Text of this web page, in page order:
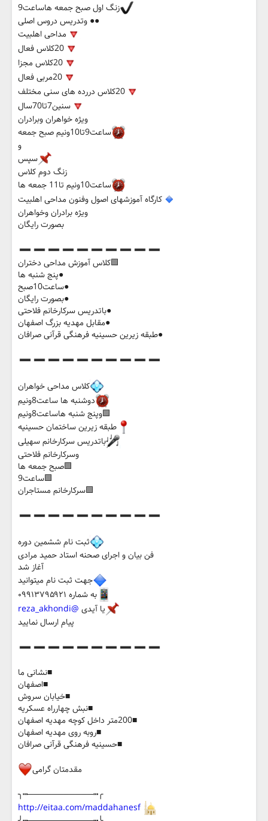
زنگ اول صبح جمعه هاساعت9
●● وتدریس دروس اصلی
مداحی اهلبیت
20کلاس فعال
20کلاس مجزا
20مربی فعال
20کلاس دررده های سنی مختلف
سنین7تا70سال
ویژه خواهران وبرادران
ساعت9تا10ونیم صبح جمعه
و
سپس
زنگ دوم کلاس
ساعت10ونیم تا11 جمعه ها
کارگاه آموزشهای اصول وفنون مداحی اهلبیت
ویژه برادران وخواهران
بصورت رایگان
🟩کلاس آموزش مداحی دختران
●پنج شنبه ها
●ساعت10صبح
●بصورت رایگان
●باتدریس سرکارخانم فلاحتی
●مقابل مهدیه بزرگ اصفهان
●طبقه زیرین حسینیه فرهنگی قرآنی صرافان
کلاس مداحی خواهران
دوشنبه ها ساعت8ونیم
🟩وپنج شنبه هاساعت8ونیم
طبقه زیرین ساختمان حسینیه
باتدریس سرکارخانم سهیلی
وسرکارخانم فلاحتی
🟩صبح جمعه ها
🟩ساعت9
🟩سرکارخانم مستاجران
ثبت نام ششمین دوره
فن بیان و اجرای صحنه استاد حمید مرادی
آغاز شد
جهت ثبت نام میتوانید
به شماره ۰۹۹۱۳۷۹۵۹۲۱
یا آیدی @reza_akhondi
پیام ارسال نمایید
■نشانی ما
■اصفهان
■خیابان سروش
■نبش چهارراه عسکریه
■200متر داخل کوچه مهدیه اصفهان
■روبه روی مهدیه اصفهان
■حسینیه فرهنگی قرآنی صرافان
مقدمتان گرامی
╭┅───────────┅╮
http://eitaa.com/maddahanesf